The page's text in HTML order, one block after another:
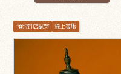
預約到店試穿 線上客服